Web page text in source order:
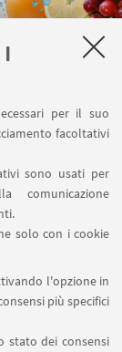
I
per il suo
facoltativi
sono usati per
comunicazione
solo con i cookie
l'opzione in
più specifici
stato dei consensi
per il